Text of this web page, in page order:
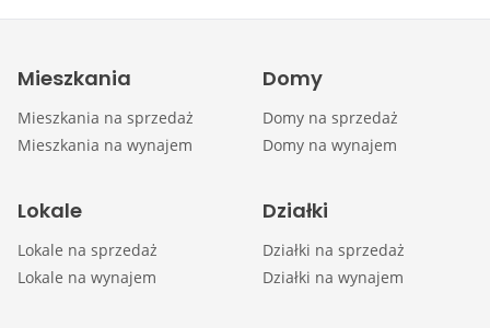
Mieszkania
Mieszkania na sprzedaż
Mieszkania na wynajem
Domy
Domy na sprzedaż
Domy na wynajem
Lokale
Lokale na sprzedaż
Lokale na wynajem
Działki
Działki na sprzedaż
Działki na wynajem